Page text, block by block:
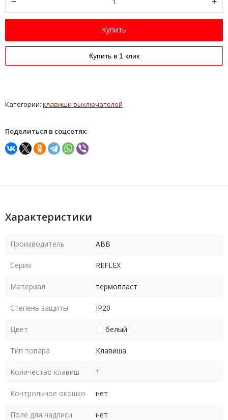
Купить
Купить в 1 клик
Категории: клавиши выключателей
Поделиться в соцсетях:
Характеристики
Производитель ABB
Серия REFLEX
Материал термопласт
Степень защиты IP20
Цвет белый
Тип товара Клавиша
Количество клавиш 1
Контрольное окошко нет
Поле для надписи нет